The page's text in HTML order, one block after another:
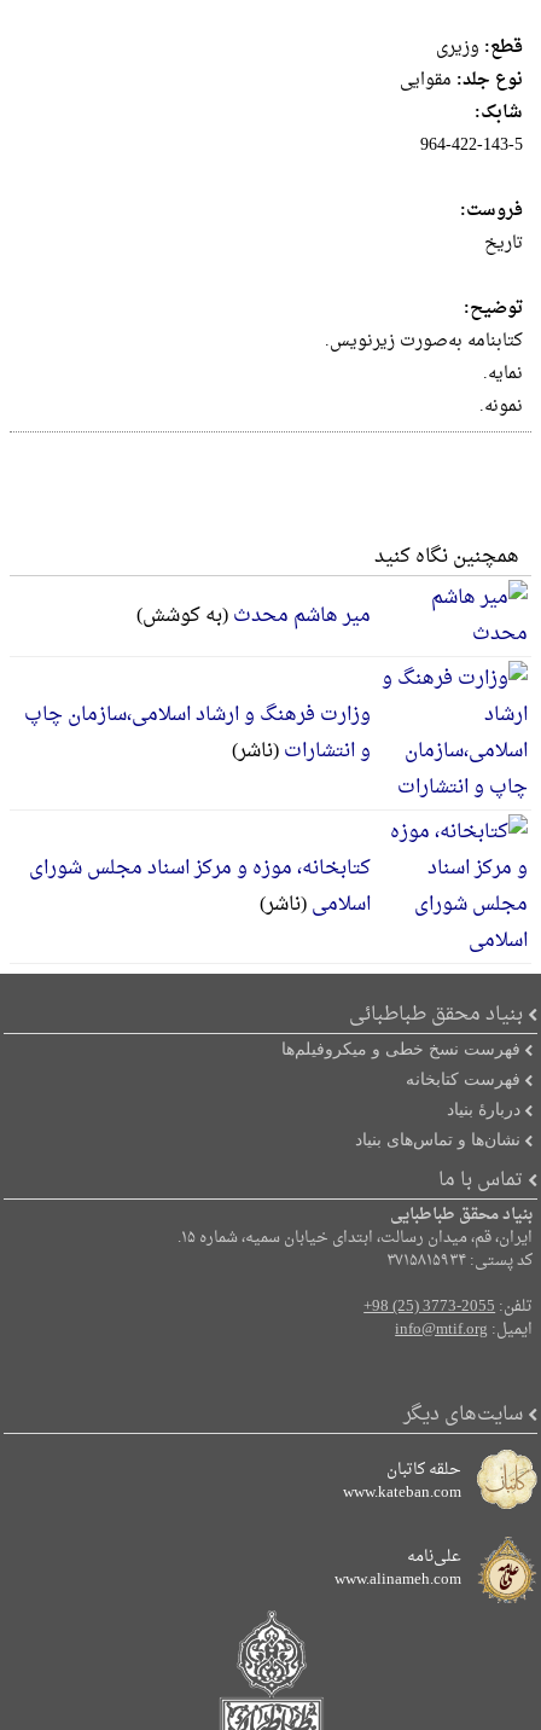
قطع: وزيرى
نوع جلد: مقوایی
شابک:
964-422-143-5
فروست:
تاریخ
توضیح:
کتابنامه‌ به‌صورت‌ زیرنویس‌.
نمایه.
نمونه.
همچنین نگاه کنید
میر هاشم محدث(به کوشش)
وزارت فرهنگ و ارشاد اسلامی،سازمان چاپ
و انتشارات(ناشر)
کتابخانه، موزه و مرکز اسناد مجلس شورای
اسلامی(ناشر)
بنیاد محقق طباطبائی
فهرست نسخ خطی و میکروفیلم‌ها
فهرست کتابخانه
دربارۀ بنیاد
نشان‌ها و تماس‌های بنیاد
تماس با ما
بنیاد محقق طباطبایی
ایران، قم، میدان رسالت، ابتدای خیابان سمیه، شماره ۱۵.
کد پستی: ۳۷۱۵۸۱۵۹۳۴
تلفن:+98 (25) 3773-2055
ایمیل:info@mtif.org
سایت‌های دیگر
حلقه کاتبان
www.kateban.com
علی‌نامه
www.alinameh.com